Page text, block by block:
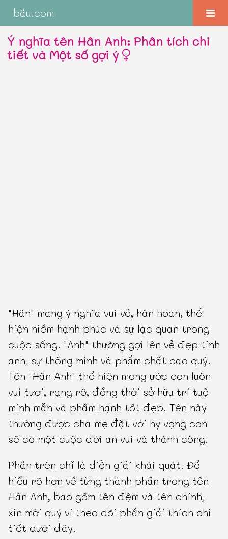
bầu.com
Ý nghĩa tên Hân Anh: Phân tích chi
tiết và Một số gợi ý
"Hân" mang ý nghĩa vui vẻ, hân hoan, thể
hiện niềm hạnh phúc và sự lạc quan trong
cuộc sống. "Anh" thường gợi lên vẻ đẹp tinh
anh, sự thông minh và phẩm chất cao quý.
Tên "Hân Anh" thể hiện mong ước con luôn
vui tươi, rạng rỡ, đồng thời sở hữu trí tuệ
minh mẫn và phẩm hạnh tốt đẹp. Tên này
thường được cha mẹ đặt với hy vọng con
sẽ có một cuộc đời an vui và thành công.
Phần trên chỉ là diễn giải khái quát. Để
hiểu rõ hơn về từng thành phần trong tên
Hân Anh, bao gồm tên đệm và tên chính,
xin mời quý vị theo dõi phần giải thích chi
tiết dưới đây.